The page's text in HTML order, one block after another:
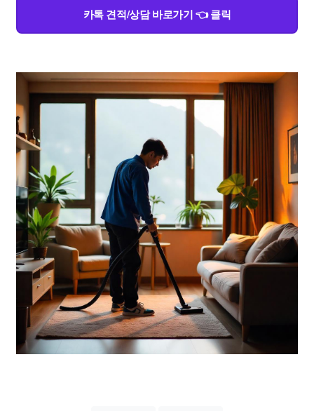
카톡 견적/상담 바로가기 👈 클릭